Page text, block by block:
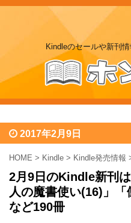
Kindleのセールや新刊
2017年2月9日
HOME > Kindle > Kindle発売情報
2月9日のKindle新刊
人の魔書使い(16)」
など190冊